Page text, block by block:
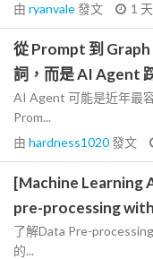
由 ryanvale發文 1
從 Prompt 到
詞，而是 AI Agent
AI Agent 可能是近年最
Prom...
由 hardness1020發文
[Machine Learning
pre-processing
了解Data Pre-
的...